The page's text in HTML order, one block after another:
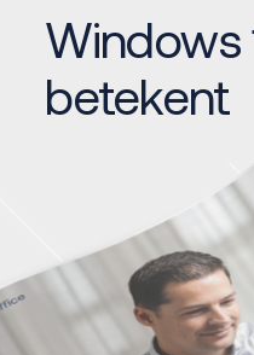
Windows
betekent